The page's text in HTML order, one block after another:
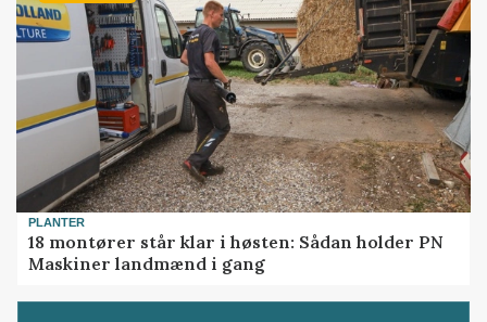
PLANTER
18 montører står klar i høsten: Sådan holder PN
Maskiner landmænd i gang